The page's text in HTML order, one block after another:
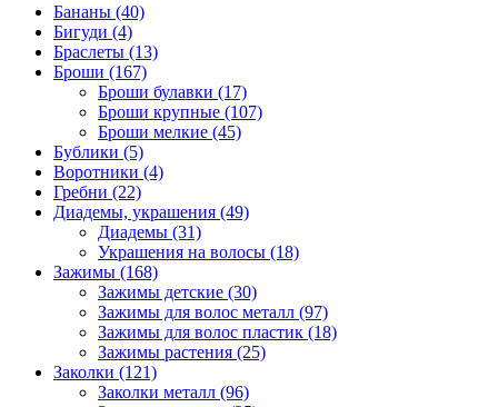
Бананы (40)
Бигуди (4)
Браслеты (13)
Броши (167)
Броши булавки (17)
Броши крупные (107)
Броши мелкие (45)
Бублики (5)
Воротники (4)
Гребни (22)
Диадемы, украшения (49)
Диадемы (31)
Украшения на волосы (18)
Зажимы (168)
Зажимы детские (30)
Зажимы для волос металл (97)
Зажимы для волос пластик (18)
Зажимы растения (25)
Заколки (121)
Заколки металл (96)